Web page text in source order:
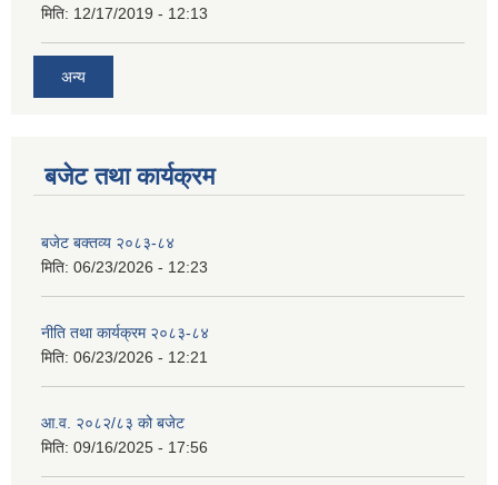
मिति: 12/17/2019 - 12:13
अन्य
बजेट तथा कार्यक्रम
बजेट बक्तव्य २०८३-८४
मिति: 06/23/2026 - 12:23
नीति तथा कार्यक्रम २०८३-८४
मिति: 06/23/2026 - 12:21
आ.व. २०८२/८३ को बजेट
मिति: 09/16/2025 - 17:56